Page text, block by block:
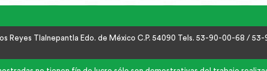
Reyes Tlalnepantla Edo. de México C.P. 54090 Tels. 53-90-00-68 /